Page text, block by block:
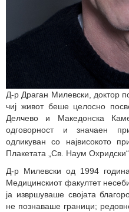
Д-р Драган Милевски, доктор
чиј живот беше целосно
Делчево и Македонска
одговорност и значаен
одликуван со највисокото
Плакетата „Св. Наум Охридски“.
Д-р Милевски од 1994
Медицинскиот факултет
ја извршуваше својата
не познаваше граници;